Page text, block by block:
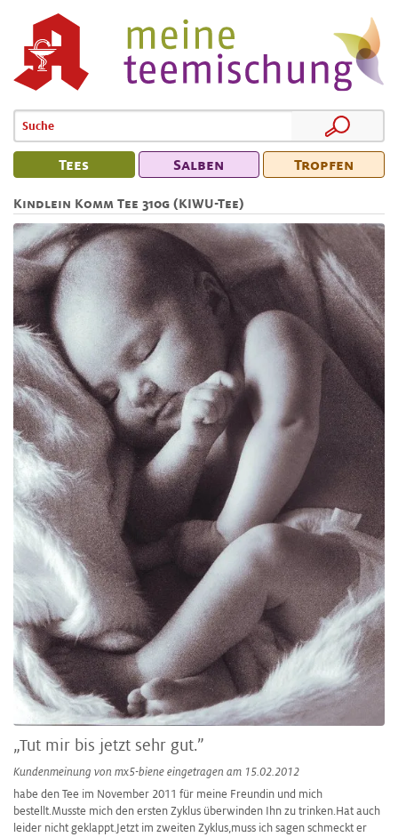
Tees Salben Tropfen
Kindlein Komm Tee 310g (KIWU-Tee)
„Tut mir bis jetzt sehr gut.”
Kundenmeinung von mx5-biene eingetragen am 15.02.2012
habe den Tee im November 2011 für meine Freundin und mich
bestellt.Musste mich den ersten Zyklus überwinden Ihn zu trinken.Hat auch
leider nicht geklappt.Jetzt im zweiten Zyklus,muss ich sagen schmeckt er